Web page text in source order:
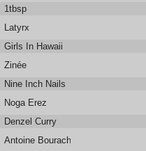
1tbsp
Latyrx
Girls In Hawaii
Zinée
Nine Inch Nails
Noga Erez
Denzel Curry
Antoine Bourachot